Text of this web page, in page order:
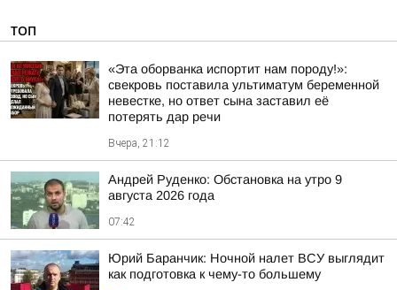
ТОП
«Эта оборванка испортит нам породу!»:
свекровь поставила ультиматум беременной
невестке, но ответ сына заставил её
потерять дар речи
Вчера, 21:12
Андрей Руденко: Обстановка на утро 9
августа 2026 года
07:42
Юрий Баранчик: Ночной налет ВСУ выглядит
как подготовка к чему-то большему